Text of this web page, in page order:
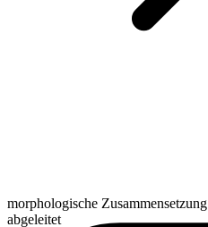
morphologische Zusammensetzung
abgeleitet